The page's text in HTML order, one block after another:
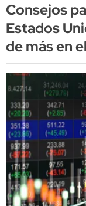
Consejos
Estados
de más en